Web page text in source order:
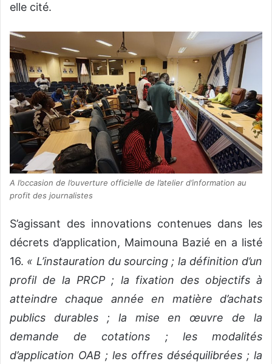
elle cité.
A l’occasion de l’ouverture officielle de l’atelier d’information au
profit des journalistes
S’agissant des innovations contenues dans les
décrets d’application, Maimouna Bazié en a listé
16. « L’instauration du sourcing ; la définition d’un
profil de la PRCP ; la fixation des objectifs à
atteindre chaque année en matière d’achats
publics durables ; la mise en œuvre de la
demande de cotations ; les modalités
d’application OAB ; les offres déséquilibrées ; la